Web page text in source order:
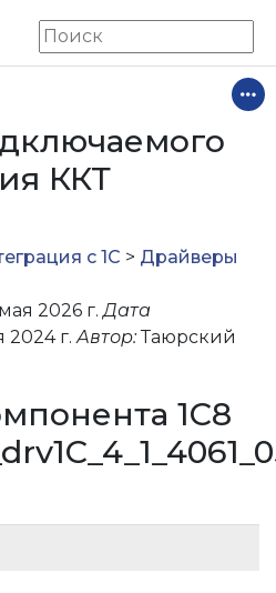
ККТ
с 1С > Драйверы
2026 г.Дата
2024 г.Автор:Таюрский
1С8